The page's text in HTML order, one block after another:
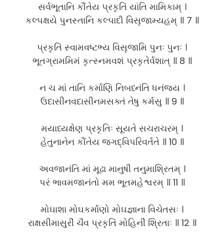
સર્વભૂતાનિ કૌંતેય પ્રકૃતિં યાંતિ મામિકામ્ ।
કલ્પક્ષયે પુનસ્તાનિ કલ્પાદૌ વિસૃજામ્યહમ્ ॥ 7 ॥
પ્રકૃતિં સ્વામવષ્ટભ્ય વિસૃજામિ પુનઃ પુનઃ ।
ભૂતગ્રામમિમં કૃત્સ્નમવશં પ્રકૃતેર્વશાત્ ॥ 8 ॥
ન ચ માં તાનિ કર્માણિ નિબધ્નંતિ ધનંજય ।
ઉદાસીનવદાસીનમસક્તં તેષુ કર્મસુ ॥ 9 ॥
મયાધ્યક્ષેણ પ્રકૃતિઃ સૂયતે સચરાચરમ્ ।
હેતુનાનેન કૌંતેય જગદ્વિપરિવર્તતે ॥ 10 ॥
અવજાનંતિ માં મૂઢા માનુષીં તનુમાશ્રિતમ્ ।
પરં ભાવમજાનંતો મમ ભૂતમહેશ્વરમ્ ॥ 11 ॥
મોઘાશા મોઘકર્માણો મોઘજ્ઞાના વિચેતસઃ ।
રાક્ષસીમાસુરીં ચૈવ પ્રકૃતિં મોહિનીં શ્રિતાઃ ॥ 12 ॥